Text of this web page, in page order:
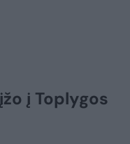
į Toplygos